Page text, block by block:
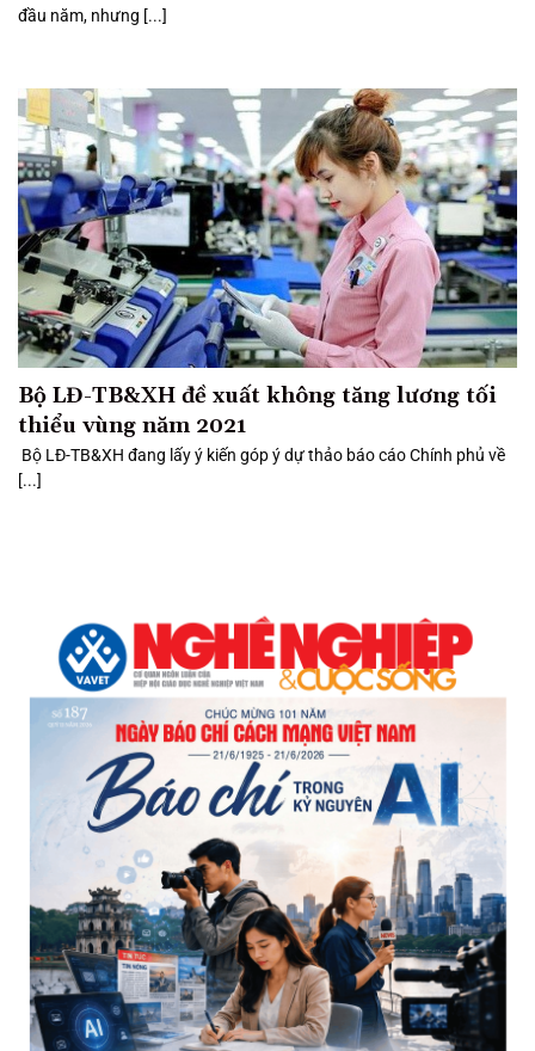
đầu năm, nhưng [...]
Bộ LĐ-TB&XH đề xuất không tăng lương tối
thiểu vùng năm 2021
Bộ LĐ-TB&XH đang lấy ý kiến góp ý dự thảo báo cáo Chính phủ về
[...]